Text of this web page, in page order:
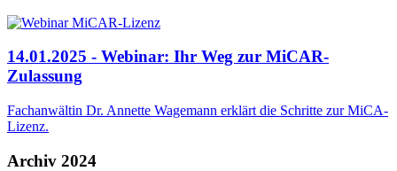
14.01.2025 - Webinar: Ihr Weg zur MiCAR-
Zulassung
Fachanwältin Dr. Annette Wagemann erklärt die Schritte zur MiCA-
Lizenz.
Archiv 2024